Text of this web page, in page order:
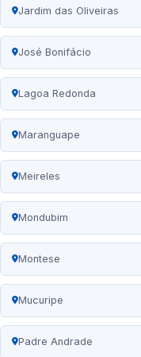
Jardim das Oliveiras
José Bonifácio
Lagoa Redonda
Maranguape
Meireles
Mondubim
Montese
Mucuripe
Padre Andrade